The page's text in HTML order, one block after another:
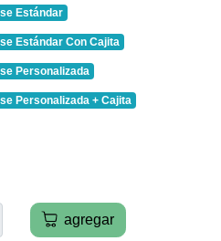
Estándar
Estándar Con Cajita
Personalizada
Personalizada + Cajita
agregar